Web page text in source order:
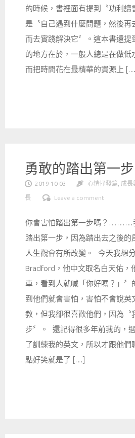
的時候，書裡面有提到〝功利讀
是〝自己遇到什麼問題，然後再
而去實踐解決它〞。這本書還提
的地方在於，一般人總是在做低
而把時間花在最精華的資源上
勇敢的踏出第一步
2019-10-03 心情抒發篇 成長
長 Leave a comment
你會害怕踏出第一步嗎？………
踏出第一步，因為踏出去之後的
人生觀會有所改變。 今天我想
Bradford，他中文取名白天佑，
車，看到人就喊「你好嗎？」〞
到他們就會害怕，害怕不會說英
教，但我卻很喜歡他們，因為〝
步〞。 還記得很多年前我的，
了訓練我的英文，所以才跟他們
點好笑就是了 […]